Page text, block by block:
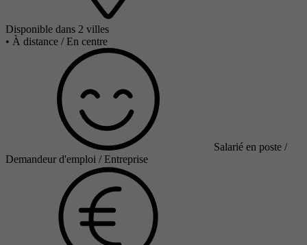
Disponible dans 2 villes
• À distance / En centre
Salarié en poste /
Demandeur d'emploi / Entreprise